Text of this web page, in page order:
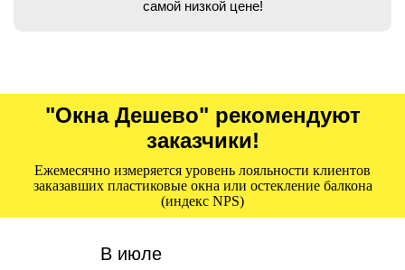
самой низкой цене!
"Окна Дешево" рекомендуют
заказчики!
Ежемесячно измеряется уровень лояльности клиентов
заказавших пластиковые окна или остекление балкона
(индекс NPS)
В июле